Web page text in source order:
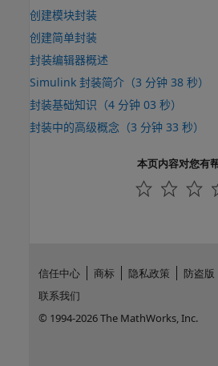
创建模块封装
创建简单封装
封装编辑器概述
Simulink 封装简介（3 分钟 38 秒）
封装基础知识（4 分钟 03 秒）
封装中的高级概念（3 分钟 33 秒）
本页内容对您有
信任中心 商标 隐私政策 防盗版
联系我们
© 1994-2026 The MathWorks, Inc.